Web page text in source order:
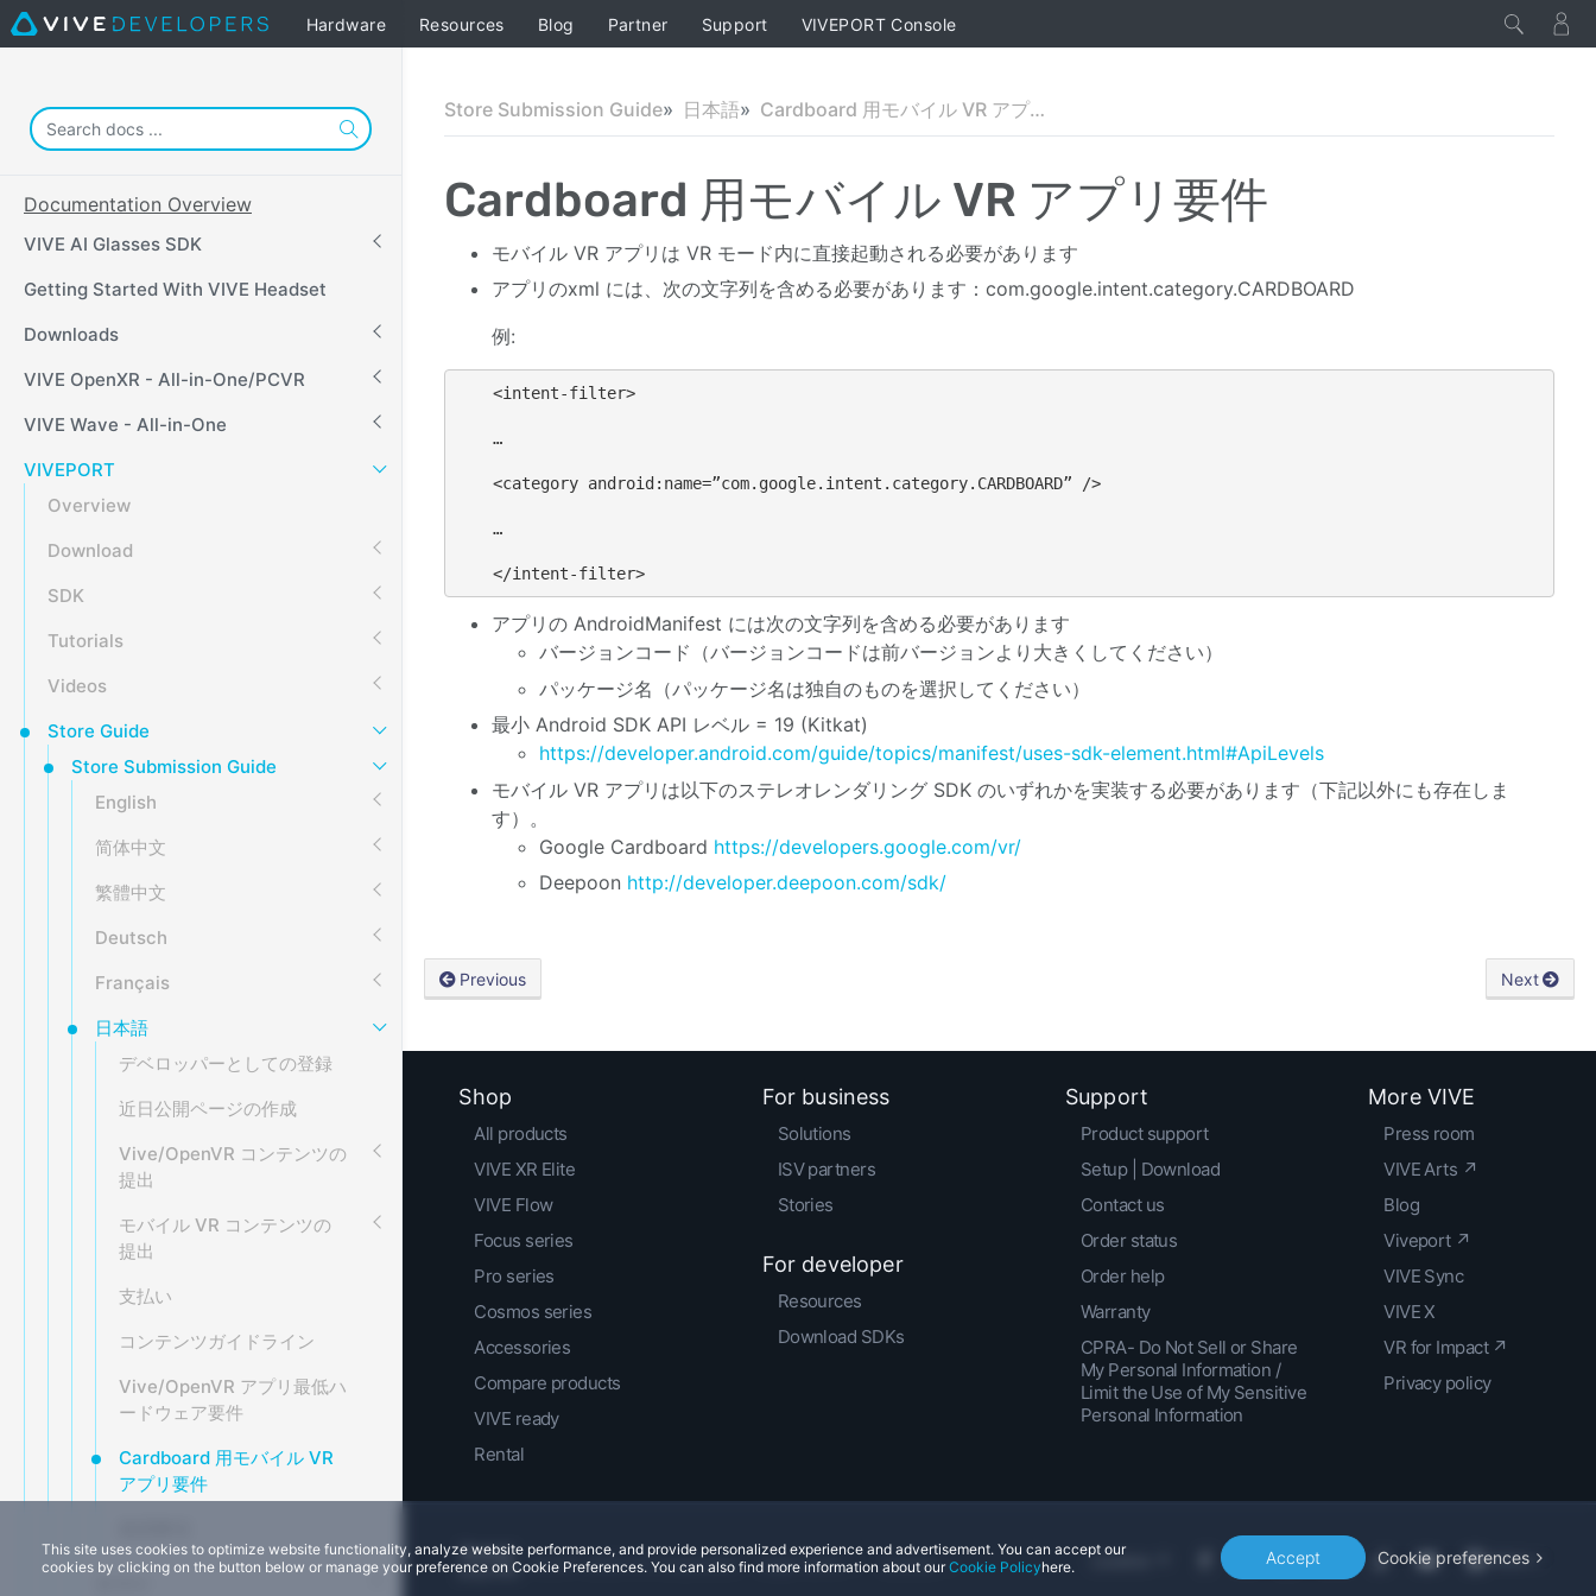
Hardware Resources Blog Partner Support VIVEPORT Console
Documentation Overview
VIVE AI Glasses SDK
Getting Started With VIVE Headset
Downloads
VIVE OpenXR - All-in-One/PCVR
VIVE Wave - All-in-One
VIVEPORT
Overview
Download
SDK
Tutorials
Videos
Store Guide
Store Submission Guide
English
简体中文
繁體中文
Deutsch
Français
日本語
デベロッパーとしての登録
近日公開ページの作成
Vive/OpenVR コンテンツの
提出
モバイル VR コンテンツの
提出
支払い
コンテンツガイドライン
Vive/OpenVR アプリ最低ハ
ードウェア要件
Cardboard 用モバイル VR
アプリ要件
한국어
Store Submission Guide 日本語 Cardboard 用モバイル VR アプリ要件
Cardboard 用モバイル VR アプリ要件
モバイル VR アプリは VR モード内に直接起動される必要があります
アプリのxml には、次の文字列を含める必要があります：com.google.intent.category.CARDBOARD
例:
<intent-filter>
…
<category android:name=”com.google.intent.category.CARDBOARD” />
…
</intent-filter>
アプリの AndroidManifest には次の文字列を含める必要があります
バージョンコード（バージョンコードは前バージョンより大きくしてください）
パッケージ名（パッケージ名は独自のものを選択してください）
最小 Android SDK API レベル = 19 (Kitkat)
https://developer.android.com/guide/topics/manifest/uses-sdk-element.html#ApiLevels
モバイル VR アプリは以下のステレオレンダリング SDK のいずれかを実装する必要があります（下記以外にも存在しま
す）。
Google Cardboard https://developers.google.com/vr/
Deepoon http://developer.deepoon.com/sdk/
Previous Next
This site uses cookies to optimize website functionality, analyze website performance, and provide personalized experience and advertisement. You can accept our
cookies by clicking on the button below or manage your preference on Cookie Preferences. You can also find more information about ourCookie Policyhere. Accept Cookie preferences
Shop
All products
VIVE XR Elite
VIVE Flow
Focus series
Pro series
Cosmos series
Accessories
Compare products
VIVE ready
Rental
For business
Solutions
ISV partners
Stories
For developer
Resources
Download SDKs
Support
Product support
Setup | Download
Contact us
Order status
Order help
Warranty
CPRA- Do Not Sell or Share
My Personal Information /
Limit the Use of My Sensitive
Personal Information
More VIVE
Press room
VIVE Arts ↗
Blog
Viveport ↗
VIVE Sync
VIVE X
VR for Impact ↗
Privacy policy
© 2011-2026 HTC Corporation Legal Terms Cookies